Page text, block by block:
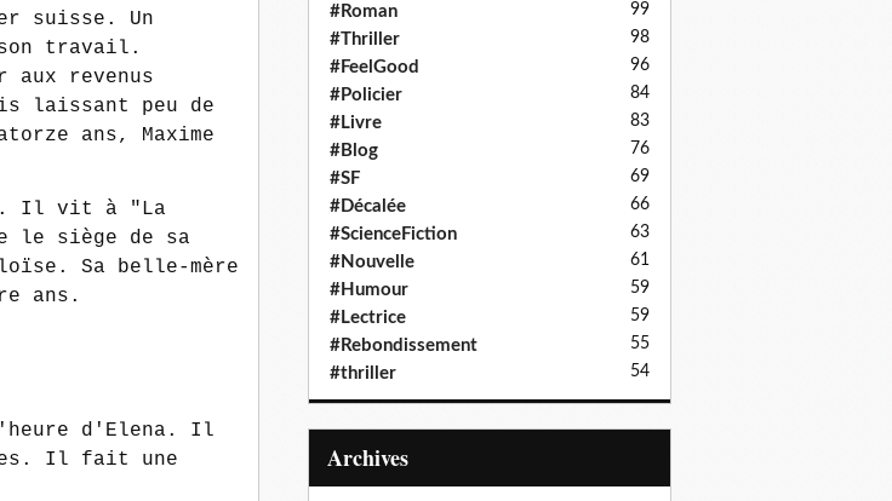
suisse. Un
son travail.
aux revenus
laissant peu de
ans, Maxime
Il vit à "La
le siège de sa
Sa belle-mère
ans.
d'Elena. Il
Il fait une
#Roman 99
#Thriller 98
#FeelGood 96
#Policier 84
#Livre 83
#Blog 76
#SF 69
#Décalée 66
#ScienceFiction 63
#Nouvelle 61
#Humour 59
#Lectrice 59
#Rebondissement 55
#thriller 54
Archives